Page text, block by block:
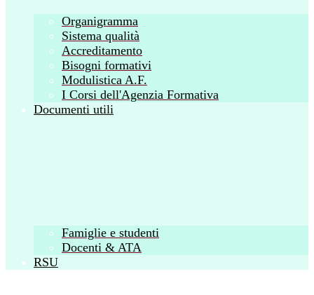
Organigramma
Sistema qualità
Accreditamento
Bisogni formativi
Modulistica A.F.
I Corsi dell'Agenzia Formativa
Documenti utili
Famiglie e studenti
Docenti & ATA
RSU